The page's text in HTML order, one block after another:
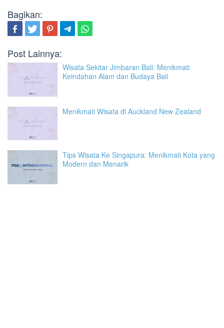
Bagikan:
Post Lainnya:
Wisata Sekitar Jimbaran Bali: Menikmati
Keindahan Alam dan Budaya Bali
Menikmati Wisata di Auckland New Zealand
Tips Wisata Ke Singapura: Menikmati Kota yang
Modern dan Menarik